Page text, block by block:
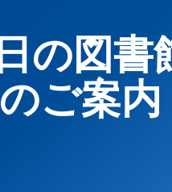
の図
のご案内